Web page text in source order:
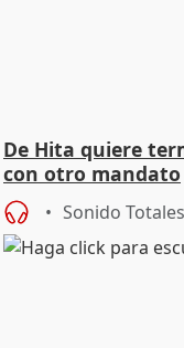
De Hita quiere
con otro mandato
Sonido Totales